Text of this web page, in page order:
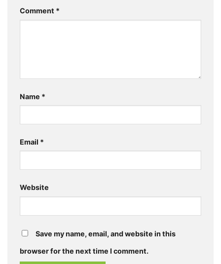
Comment *
Name *
Email *
Website
Save my name, email, and website in this
browser for the next time I comment.